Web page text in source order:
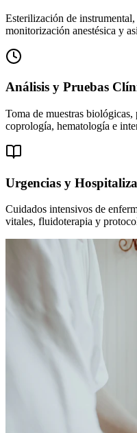
Esterilización de
monitorización anestésica y
Análisis y Pruebas
Toma de muestras
coprología, hematología e
Urgencias y
Cuidados intensivos de
vitales, fluidoterapia y